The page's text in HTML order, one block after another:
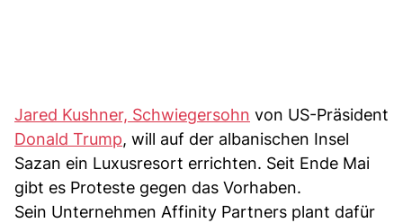
Jared Kushner, Schwiegersohn von US-Präsident
Donald Trump, will auf der albanischen Insel
Sazan ein Luxusresort errichten. Seit Ende Mai
gibt es Proteste gegen das Vorhaben.
Sein Unternehmen Affinity Partners plant dafür